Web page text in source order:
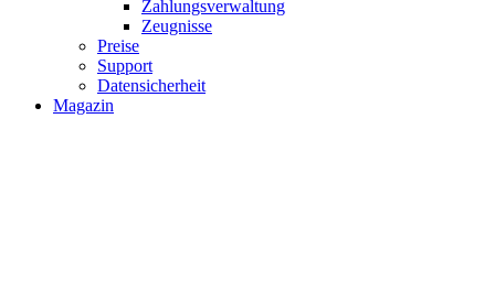
Zahlungsverwaltung
Zeugnisse
Preise
Support
Datensicherheit
Magazin